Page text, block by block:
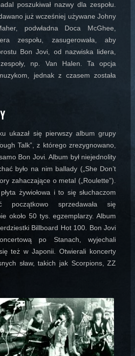
poszukiwał nazwy dla zespołu.
już wcześniej używane Johny
podwładna Doca McGhee,
zespołu, zasugerowała, aby
Bon Jovi, od nazwiska lidera,
np. Van Halen. Ta opcja
jednak z czasem została
ukazał się pierwszy album grupy
Talk”, z którego zrezygnowano,
Bon Jovi. Album był niejednolity
było na nim ballady („She Don’t
zahaczające o metal („Roulette”).
żywiołowa i to się słuchaczom
początkowo sprzedawała się
około 50 tys. egzemplarzy. Album
Billboard Hot 100. Bon Jovi
po Stanach, wyjechali
też w Japonii. Otwierali koncerty
sław, takich jak Scorpions, ZZ